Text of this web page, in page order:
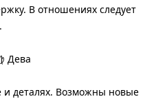
В отношениях следует
Дева
и деталях. Возможны новые